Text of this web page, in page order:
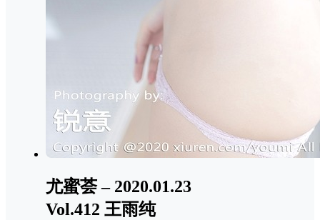
尤蜜荟 – 2020.01.23
Vol.412 王雨纯